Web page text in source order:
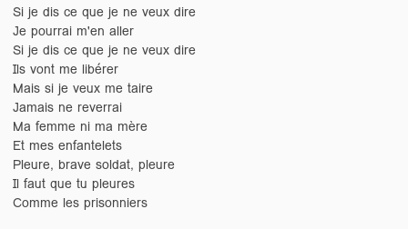
Si je dis ce que je ne veux dire
Je pourrai m'en aller
Si je dis ce que je ne veux dire
Ils vont me libérer
Mais si je veux me taire
Jamais ne reverrai
Ma femme ni ma mère
Et mes enfantelets
Pleure, brave soldat, pleure
Il faut que tu pleures
Comme les prisonniers